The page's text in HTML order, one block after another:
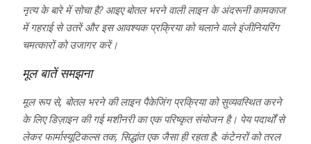
नृत्य के बारे में सोचा है? आइए बोतल भरने वाली लाइन के अंदरूनी कामकाज
में गहराई से उतरें और इस आवश्यक प्रक्रिया को चलाने वाले इंजीनियरिंग
चमत्कारों को उजागर करें।
मूल बातें समझना
मूल रूप से, बोतल भरने की लाइन पैकेजिंग प्रक्रिया को सुव्यवस्थित करने
के लिए डिज़ाइन की गई मशीनरी का एक परिष्कृत संयोजन है। पेय पदार्थों से
लेकर फार्मास्यूटिकल्स तक, सिद्धांत एक जैसा ही रहता है: कंटेनरों को तरल